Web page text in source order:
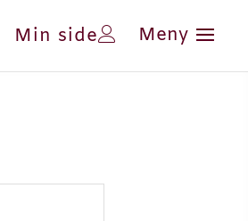
Min side